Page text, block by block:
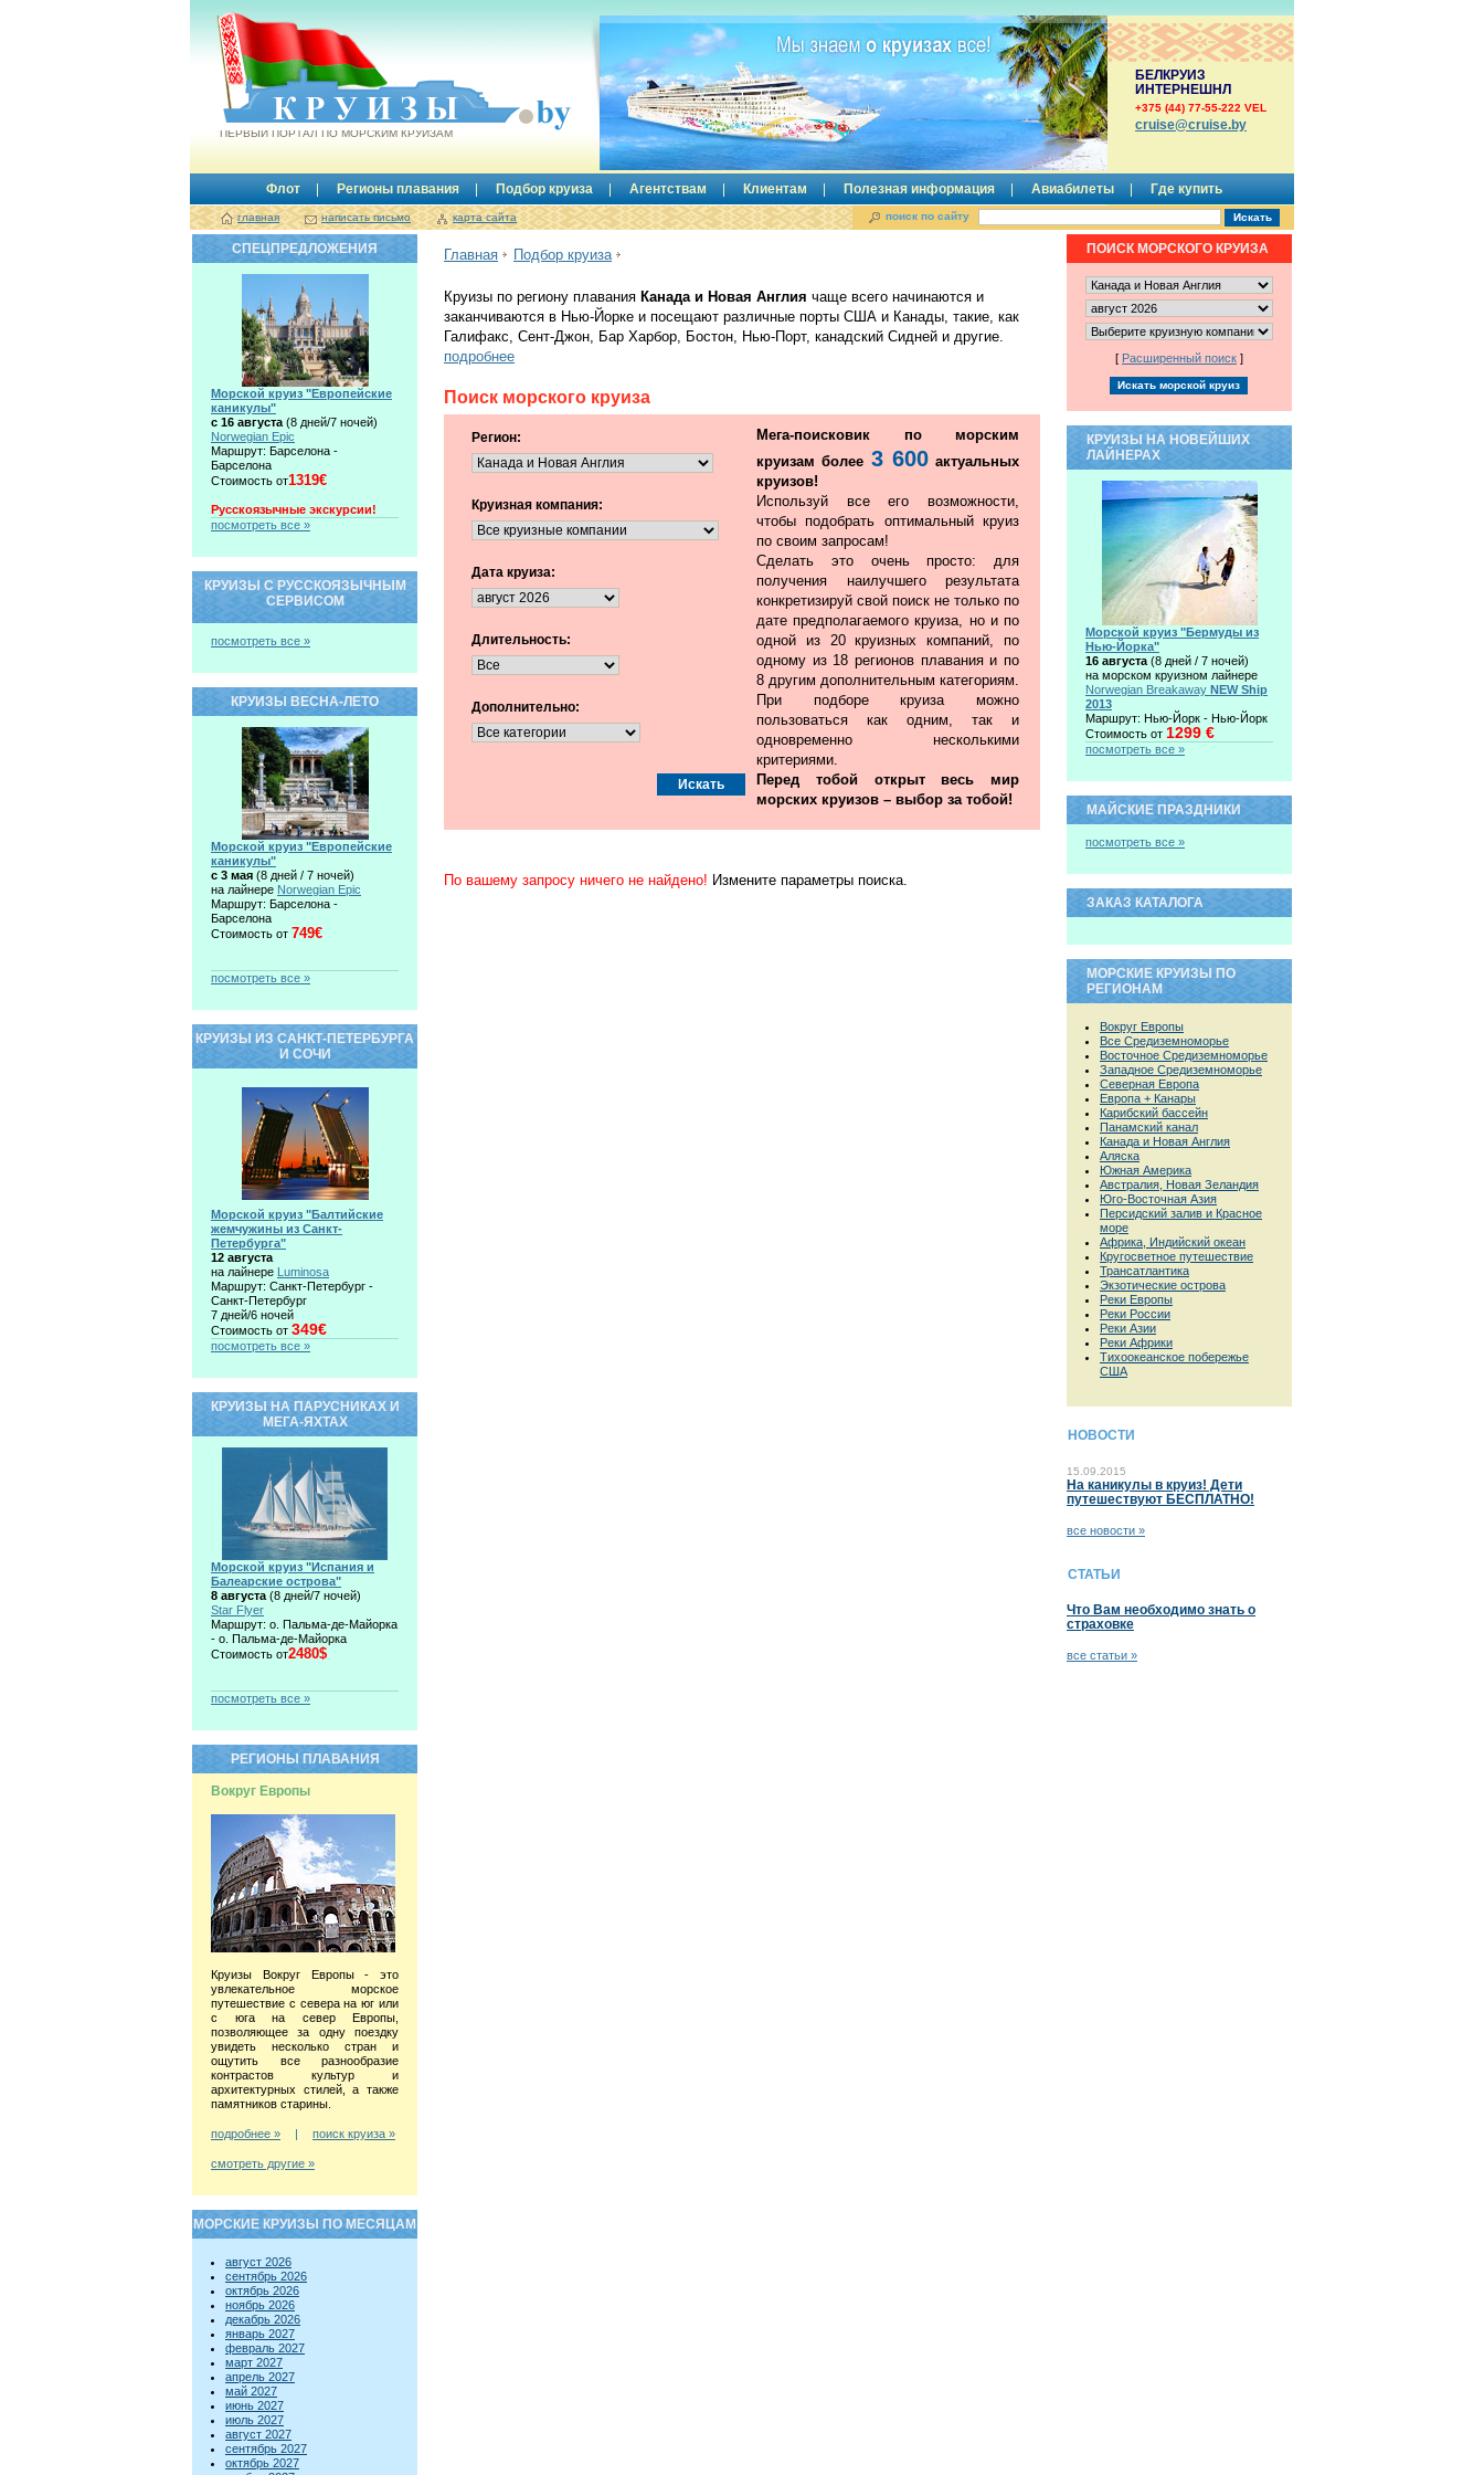
Круизы.by
ПЕРВЫЙ ПОРТАЛ ПО МОРСКИМ КРУИЗАМ
БЕЛКРУИЗ
ИНТЕРНЕШНЛ
+375 (44) 77-55-222 VEL
сruise@cruise.by
Флот Регионы плавания Подбор круиза Агентствам Клиентам Полезная информация Авиабилеты Где купить
главная написать письмо карта сайта поиск по сайту
Главная Подбор круиза
Круизы по региону плавания Канада и Новая Англия чаще всего начинаются и
заканчиваются в Нью-Йорке и посещают различные порты США и Канады, такие, как
Галифакс, Сент-Джон, Бар Харбор, Бостон, Нью-Порт, канадский Сидней и другие.
подробнее
Поиск морского круиза
Регион:
Круизная компания:
Дата круиза:
Длительность:
Дополнительно:
Мега-поисковик по морским
круизам более 3 600актуальных
круизов!
Используй все его возможности,
чтобы подобрать оптимальный круиз
по своим запросам!
Сделать это очень просто: для
получения наилучшего результата
конкретизируй свой поиск не только по
дате предполагаемого круиза, но и по
одной из 20 круизных компаний, по
одному из 18 регионов плавания и по
8 другим дополнительным категориям.
При подборе круиза можно
пользоваться как одним, так и
одновременно несколькими
критериями.
Перед тобой открыт весь мир
морских круизов – выбор за тобой!
По вашему запросу ничего не найдено! Измените параметры поиска.
СПЕЦПРЕДЛОЖЕНИЯ
Морской круиз "Европейские
каникулы"
с 16 августа (8 дней/7 ночей)
Norwegian Epic
Маршрут: Барселона -
Барселона
Стоимость от1319€
Русскоязычные экскурсии!
посмотреть все »
КРУИЗЫ С РУССКОЯЗЫЧНЫМ
СЕРВИСОМ
посмотреть все »
КРУИЗЫ ВЕСНА-ЛЕТО
Морской круиз "Европейские
каникулы"
c 3 мая (8 дней / 7 ночей)
на лайнере Norwegian Epic
Маршрут: Барселона -
Барселона
Стоимость от 749€
посмотреть все »
КРУИЗЫ ИЗ САНКТ-ПЕТЕРБУРГА
И СОЧИ
Морской круиз "Балтийские
жемчужины из Санкт-
Петербурга"
12 августа
на лайнере Luminosa
Маршрут: Санкт-Петербург -
Санкт-Петербург
7 дней/6 ночей
Стоимость от 349€
посмотреть все »
КРУИЗЫ НА ПАРУСНИКАХ И
МЕГА-ЯХТАХ
Морской круиз "Испания и
Балеарские острова"
8 августа (8 дней/7 ночей)
Star Flyer
Маршрут: о. Пальма-де-Майорка
- о. Пальма-де-Майорка
Стоимость от2480$
посмотреть все »
РЕГИОНЫ ПЛАВАНИЯ
Вокруг Европы
Круизы Вокруг Европы - это
увлекательное морское
путешествие с севера на юг или
с юга на север Европы,
позволяющее за одну поездку
увидеть несколько стран и
ощутить все разнообразие
контрастов культур и
архитектурных стилей, а также
памятников старины.
подробнее » | поиск круиза »
смотреть другие »
МОРСКИЕ КРУИЗЫ ПО МЕСЯЦАМ
август 2026
сентябрь 2026
октябрь 2026
ноябрь 2026
декабрь 2026
январь 2027
февраль 2027
март 2027
апрель 2027
май 2027
июнь 2027
июль 2027
август 2027
сентябрь 2027
октябрь 2027
ПОИСК МОРСКОГО КРУИЗА
[ Расширенный поиск ]
КРУИЗЫ НА НОВЕЙШИХ
ЛАЙНЕРАХ
Морской круиз "Бермуды из
Нью-Йорка"
16 августа (8 дней / 7 ночей)
на морском круизном лайнере
Norwegian Breakaway NEW Ship
2013
Маршрут: Нью-Йорк - Нью-Йорк
Стоимость от 1299 €
посмотреть все »
МАЙСКИЕ ПРАЗДНИКИ
посмотреть все »
ЗАКАЗ КАТАЛОГА
МОРСКИЕ КРУИЗЫ ПО
РЕГИОНАМ
Вокруг Европы
Все Средиземноморье
Восточное Средиземноморье
Западное Средиземноморье
Северная Европа
Европа + Канары
Карибский бассейн
Панамский канал
Канада и Новая Англия
Аляска
Южная Америка
Австралия, Новая Зеландия
Юго-Восточная Азия
Персидский залив и Красное
море
Африка, Индийский океан
Кругосветное путешествие
Трансатлантика
Экзотические острова
Реки Европы
Реки России
Реки Азии
Реки Африки
Тихоокеанское побережье
США
НОВОСТИ
15.09.2015
На каникулы в круиз! Дети
путешествуют БЕСПЛАТНО!
все новости »
СТАТЬИ
Что Вам необходимо знать о
страховке
все статьи »